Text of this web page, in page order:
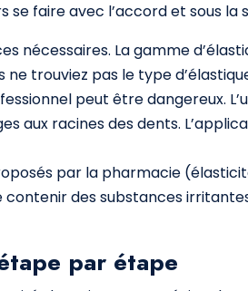
faire avec l’accord et sous
La gamme
trouviez pas le type
peut être dangereux.
racines des dents.
par la pharmacie
des substances
par étape